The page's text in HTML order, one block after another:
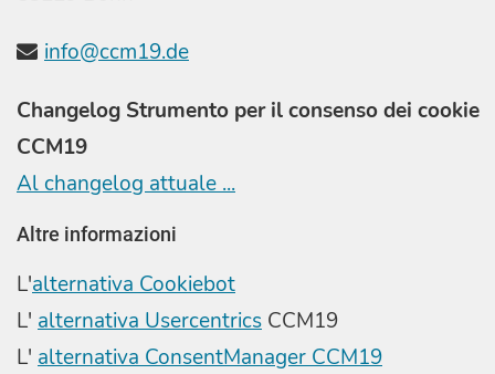
info@ccm19.de
Changelog Strumento per il consenso dei cookie
CCM19
Al changelog attuale ...
Altre informazioni
L'alternativa Cookiebot
L' alternativa Usercentrics CCM19
L' alternativa ConsentManager CCM19